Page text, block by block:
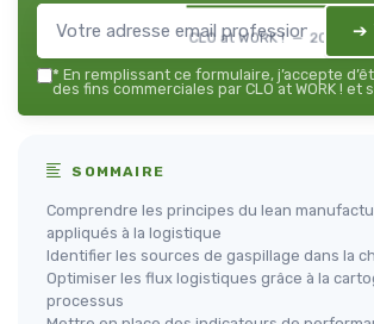
CLO at WORK ! — 2026 ➔
* En remplissant ce formulaire, j’accepte
des fins commerciales par CLO at WORK ! et
SOMMAIRE
Comprendre les principes du lean
appliqués à la logistique
Identifier les sources de gaspillage dans la
Optimiser les flux logistiques grâce à la
processus